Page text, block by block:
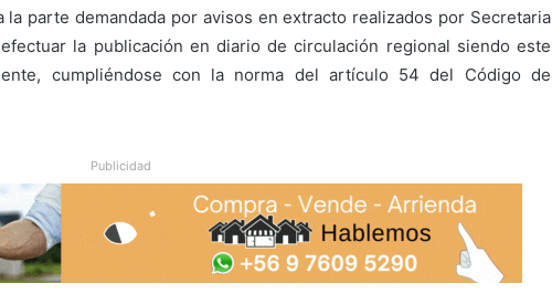
parte demandada por avisos en extracto realizados por Secretaria
la publicación en diario de circulación regional siendo este
cumpliéndose con la norma del artículo 54 del Código de
Publicidad